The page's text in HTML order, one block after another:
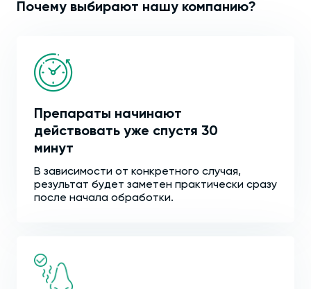
Почему выбирают нашу компанию?
Препараты начинают
действовать уже спустя 30
минут
В зависимости от конкретного случая,
результат будет заметен практически сразу
после начала обработки.